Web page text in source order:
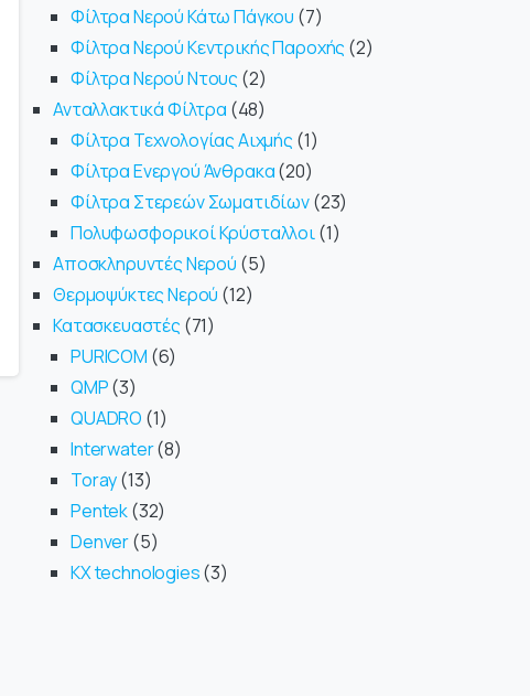
Φίλτρα Νερού Κάτω Πάγκου 7
Φίλτρα Νερού Κεντρικής Παροχής 2
Φίλτρα Νερού Ντους 2
Ανταλλακτικά Φίλτρα 48
Φίλτρα Τεχνολογίας Αιχμής 1
Φίλτρα Ενεργού Άνθρακα 20
Φίλτρα Στερεών Σωματιδίων 23
Πολυφωσφορικοί Κρύσταλλοι 1
Αποσκληρυντές Νερού 5
Θερμοψύκτες Νερού 12
Κατασκευαστές 71
PURICOM 6
QMP 3
QUADRO 1
Interwater 8
Toray 13
Pentek 32
Denver 5
KX technologies 3